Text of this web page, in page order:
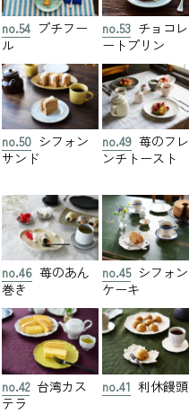
no.54 プチフー
ル
no.53 チョコレ
ートプリン
no.50 シフォン
サンド
no.49 苺のフレ
ンチトースト
no.46 苺のあん
巻き
no.45 シフォン
ケーキ
no.42 台湾カス
テラ
no.41 利休饅頭